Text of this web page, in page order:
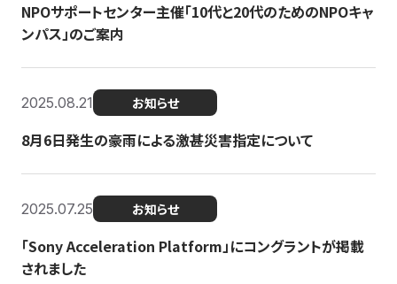
NPOサポートセンター主催「10代と20代のためのNPOキャ
ンパス」のご案内
2025.08.21 お知らせ
8月6日発生の豪雨による激甚災害指定について
2025.07.25 お知らせ
「Sony Acceleration Platform」にコングラントが掲載
されました